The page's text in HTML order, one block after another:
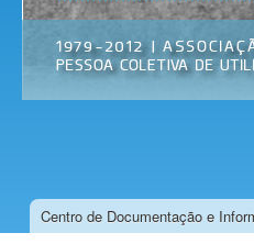
Menu principal
Centro de Documentação e